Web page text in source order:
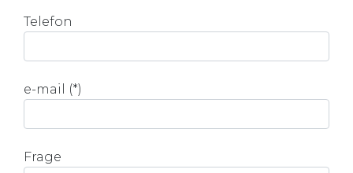
Telefon
e-mail (*)
Frage